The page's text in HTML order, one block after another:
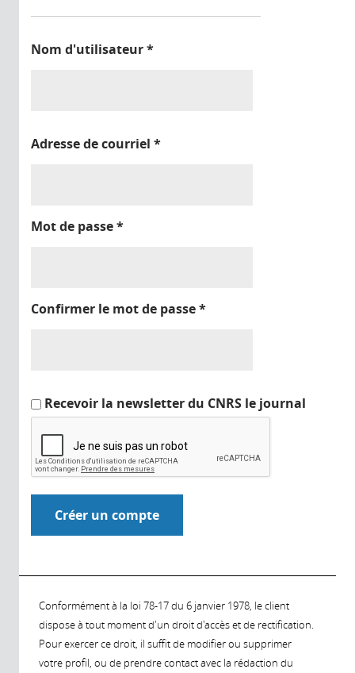
Nom d'utilisateur*
Adresse de courriel *
Mot de passe*
Confirmer le mot de passe*
Recevoir la newsletter du CNRS le journal
Conformément à la loi 78-17 du 6 janvier 1978, le client
dispose à tout moment d'un droit d'accès et de rectification.
Pour exercer ce droit, il suffit de modifier ou supprimer
votre profil, ou de prendre contact avec la rédaction du